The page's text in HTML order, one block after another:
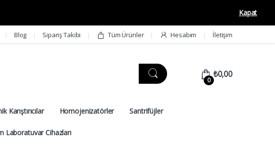
Kapat
Blog Sipariş Takibi Tüm Ürünler Hesabım İletişim
0
₺0,00
Karıştırıcılar Homojenizatörler Santrifüjler
Laboratuvar Cihazları